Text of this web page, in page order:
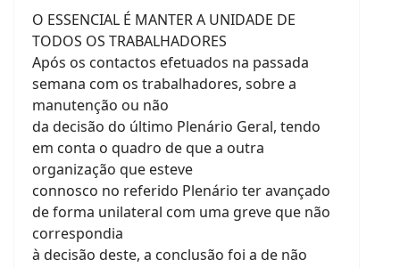
O ESSENCIAL É MANTER A UNIDADE DE
TODOS OS TRABALHADORES
Após os contactos efetuados na passada
semana com os trabalhadores, sobre a
manutenção ou não
da decisão do último Plenário Geral, tendo
em conta o quadro de que a outra
organização que esteve
connosco no referido Plenário ter avançado
de forma unilateral com uma greve que não
correspondia
à decisão deste, a conclusão foi a de não